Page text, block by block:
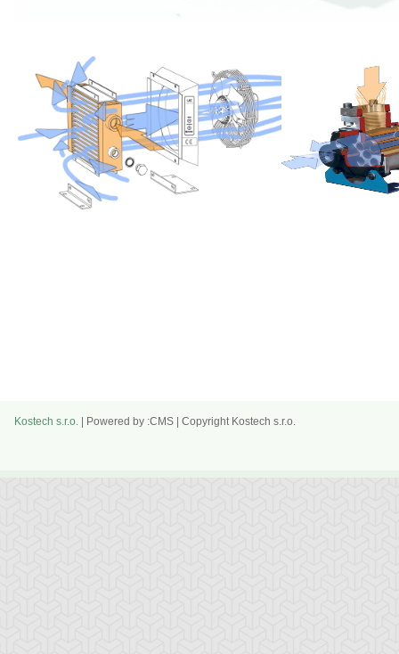
Kostech s.r.o. | Powered by :CMS | Copyright Kostech s.r.o.